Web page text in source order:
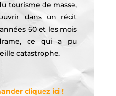
tourisme de masse,
dans un récit
60 et les mois
ce qui a pu
catastrophe.
cliquez ici !